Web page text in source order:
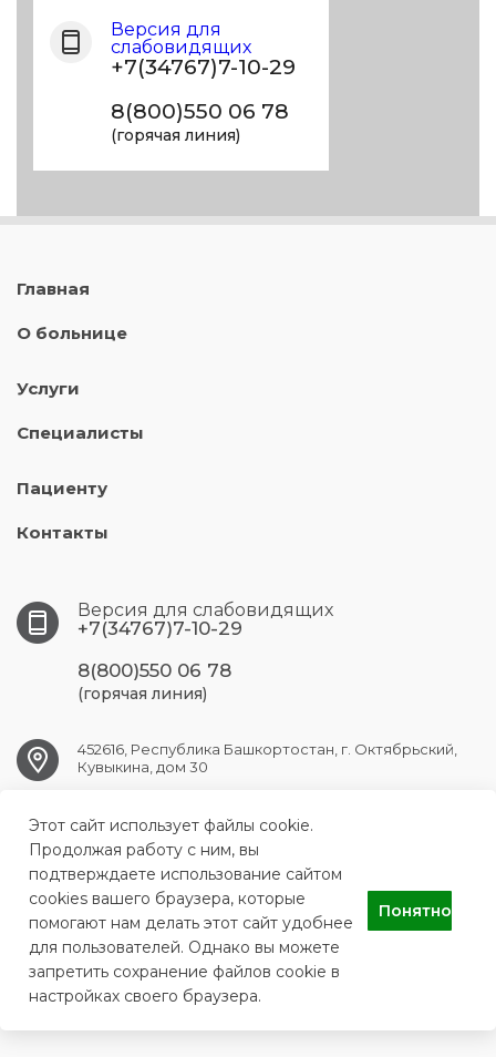
Версия для
слабовидящих
+7(34767)7-10-29
8(800)550 06 78
(горячая линия)
Главная
О больнице
Услуги
Специалисты
Пациенту
Контакты
Версия для слабовидящих
+7(34767)7-10-29
8(800)550 06 78
(горячая линия)
452616, Республика Башкортостан, г. Октябрьский,
Кувыкина, дом 30
OKT.GB1@doctorrb.ru
ГБУЗ РБ Городская больница №1 г.Октябрьский
Этот сайт использует файлы cookie.
Продолжая работу с ним, вы
подтверждаете использование сайтом
cookies вашего браузера, которые
помогают нам делать этот сайт удобнее
для пользователей. Однако вы можете
запретить сохранение файлов cookie в
настройках своего браузера.
Понятно